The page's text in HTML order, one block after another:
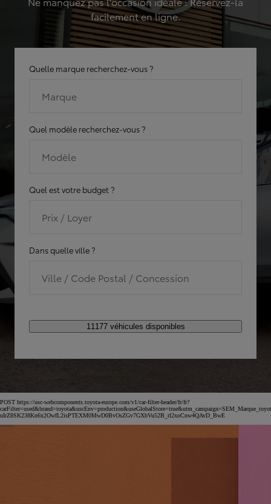
facilement en ligne.
Quelle marque recherchez-vous ?
Marque
Quel modèle recherchez-vous ?
Modèle
Quel est votre budget ?
Prix / Loyer
Dans quelle ville ?
Ville / Code Postal / Concession
11177 véhicules disponibles
POST https://usc-webcomponents.toyota-europe.com/v1/car-filter-header/fr/fr?
uIrZ8SK238Kn6x2OwfL2isPTEXM0MwD0BvOsZGv7GXbVu52B_rl2xoCnw4QAvD_BwE